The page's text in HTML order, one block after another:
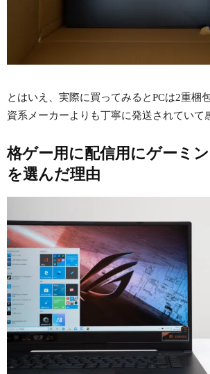
とはいえ、実際に買ってみるとPCは2重梱
資系メーカーよりも丁寧に発送されていて
格ゲー用に配信用にゲーミ
を選んだ理由